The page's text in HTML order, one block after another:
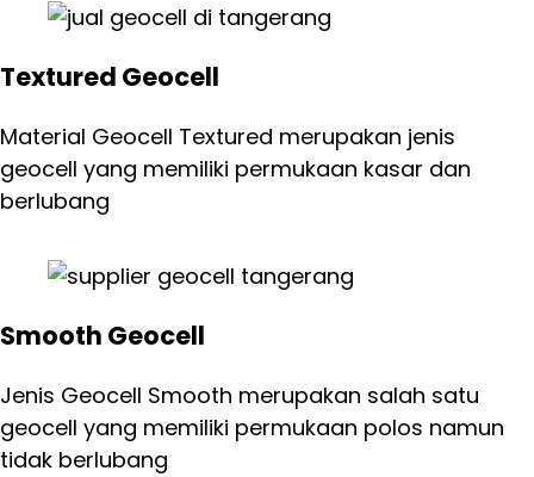
Textured Geocell
Material Geocell Textured merupakan jenis
geocell yang memiliki permukaan kasar dan
berlubang
Smooth Geocell
Jenis Geocell Smooth merupakan salah satu
geocell yang memiliki permukaan polos namun
tidak berlubang